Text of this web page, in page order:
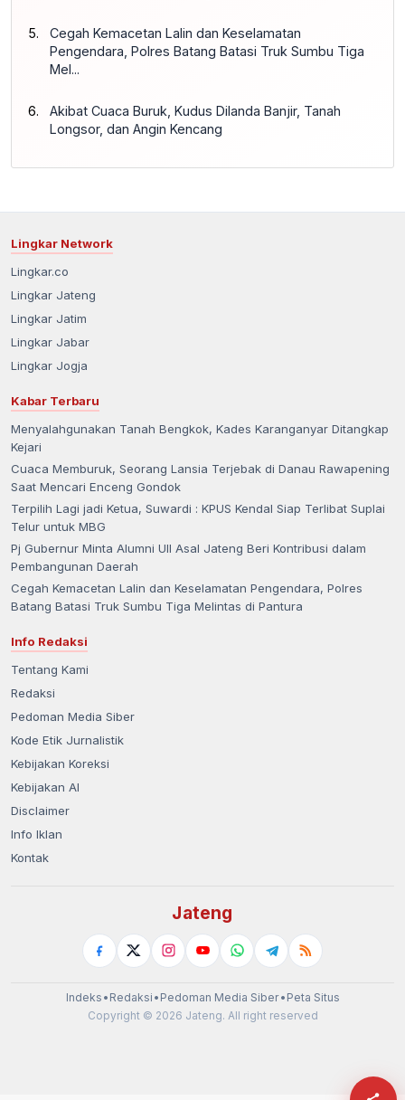
Cegah Kemacetan Lalin dan Keselamatan
Pengendara, Polres Batang Batasi Truk Sumbu Tiga
Mel...
Akibat Cuaca Buruk, Kudus Dilanda Banjir, Tanah
Longsor, dan Angin Kencang
Lingkar Network
Lingkar.co
Lingkar Jateng
Lingkar Jatim
Lingkar Jabar
Lingkar Jogja
Kabar Terbaru
Menyalahgunakan Tanah Bengkok, Kades Karanganyar Ditangkap
Kejari
Cuaca Memburuk, Seorang Lansia Terjebak di Danau Rawapening
Saat Mencari Enceng Gondok
Terpilih Lagi jadi Ketua, Suwardi : KPUS Kendal Siap Terlibat Suplai
Telur untuk MBG
Pj Gubernur Minta Alumni UII Asal Jateng Beri Kontribusi dalam
Pembangunan Daerah
Cegah Kemacetan Lalin dan Keselamatan Pengendara, Polres
Batang Batasi Truk Sumbu Tiga Melintas di Pantura
Info Redaksi
Tentang Kami
Redaksi
Pedoman Media Siber
Kode Etik Jurnalistik
Kebijakan Koreksi
Kebijakan AI
Disclaimer
Info Iklan
Kontak
Jateng
Indeks • Redaksi • Pedoman Media Siber• Peta Situs
Copyright © 2026 Jateng. All right reserved